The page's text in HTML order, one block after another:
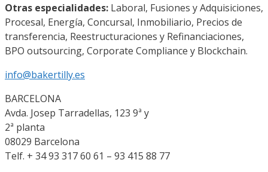
Otras especialidades: Laboral, Fusiones y Adquisiciones,
Procesal, Energía, Concursal, Inmobiliario, Precios de
transferencia, Reestructuraciones y Refinanciaciones,
BPO outsourcing, Corporate Compliance y Blockchain.
info@bakertilly.es
BARCELONA
Avda. Josep Tarradellas, 123 9ª y
2ª planta
08029 Barcelona
Telf. + 34 93 317 60 61 – 93 415 88 77